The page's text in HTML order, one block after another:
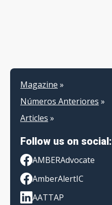
Magazine »
Números Anteriores »
Articles »
Follow us on social:
AMBERAdvocate
AmberAlertIC
AATTAP